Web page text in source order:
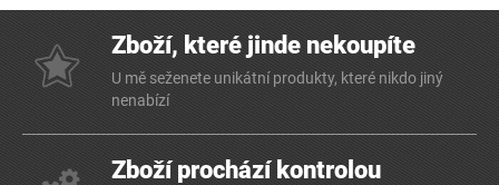
Zboží, které jinde nekoupíte
U mě seženete unikátní produkty, které nikdo jiný
nenabízí
Zboží prochází kontrolou